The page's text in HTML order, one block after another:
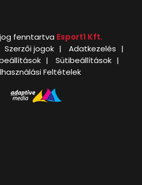
fenntartva Esport1 Kft.
Szerzői jogok
Adatkezelés
Sütibeállítások
Feltételek